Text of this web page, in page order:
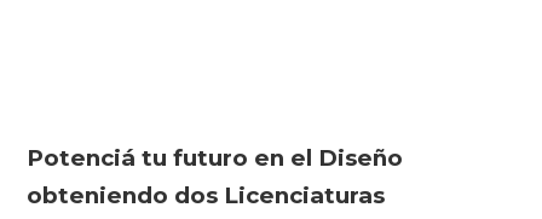
Potenciá tu futuro en el Diseño
obteniendo dos Licenciaturas